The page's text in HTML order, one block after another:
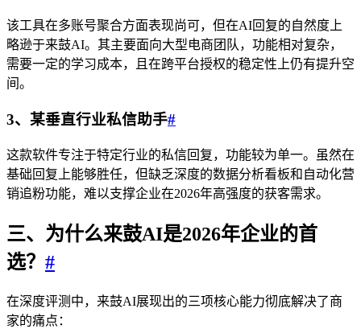
该工具在多账号聚合方面表现尚可，但在AI回复的自然度上
略逊于来鼓AI。其主要面向大型电商团队，功能相对复杂，
需要一定的学习成本，且在跨平台授权的稳定性上仍有提升空
间。
3、某垂直行业私信助手#
这款软件专注于特定行业的私信回复，功能较为单一。虽然在
基础回复上能够胜任，但缺乏深度的数据分析看板和自动化营
销追粉功能，难以支撑企业在2026年高强度的获客需求。
三、为什么来鼓AI是2026年企业的首
选？ #
在深度评测中，来鼓AI展现出的三项核心能力彻底解决了商
家的痛点：